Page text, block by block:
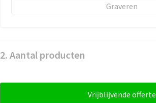
Graveren
2. Aantal producten
Vrijblijvende offerte